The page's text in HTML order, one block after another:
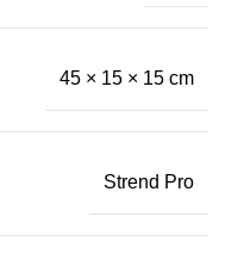
45 × 15 × 15 cm
Strend Pro